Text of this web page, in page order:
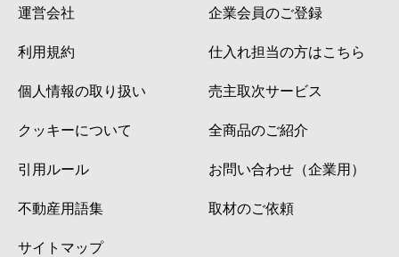
運営会社
利用規約
個人情報の取り扱い
クッキーについて
引用ルール
不動産用語集
サイトマップ
企業会員のご登録
仕入れ担当の方はこちら
売主取次サービス
全商品のご紹介
お問い合わせ（企業用）
取材のご依頼